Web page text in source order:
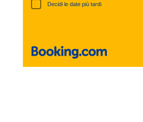
Decidi le date più tardi